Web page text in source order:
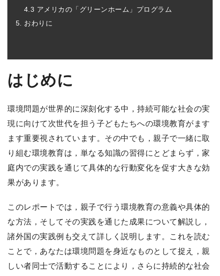
4.3 アメリカの「グリーンホーム」プログラム
5. おわりに
はじめに
環境問題が世界的に深刻化する中，持続可能な社会の実
現に向けて次世代を担う子どもたちへの環境教育がます
ます重要視されています。その中でも，親子で一緒に取
り組む環境教育は，単なる知識の習得にとどまらず，家
庭内での実践を通じて具体的な行動変化を促す大きな効
果があります。
このレポートでは，親子で行う環境教育の意義や具体的
な方法，そしてその実践を通じた成果について解説し，
諸外国の実践例も交えて詳しく説明します。これを読む
ことで，あなたは環境問題を身近なものとして捉え，親
しい者同士で活動することにより，さらに持続的な社会